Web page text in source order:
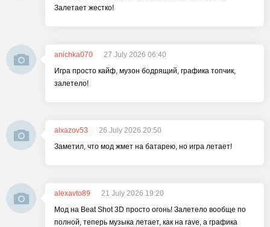
Залетает жестко!
anichka070
27 July 2026 06:40
Игра просто кайф, музон бодрящий, графика топчик,
залетело!
alxazov53
26 July 2026 20:50
Заметил, что мод жмет на батарею, но игра летает!
alexavto89
21 July 2026 19:20
Мод на Beat Shot 3D просто огонь! Залетело вообще по
полной, теперь музыка летает, как на rave, а графика